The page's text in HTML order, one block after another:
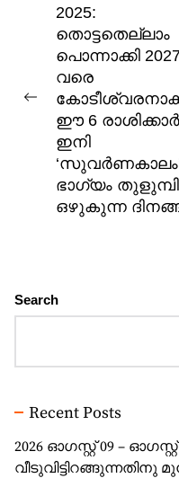
navigation
Previous
2025:
തൊട്ടതെല്ലാം
പൊന്നാക്കി
വരെ
ഈ 6
ഇനി
ഭാഗ്യം തുളുമ്പി
ഒഴുകുന്ന
Search
Recent Posts
2026 ഓഗസ്റ്റ് 09 –